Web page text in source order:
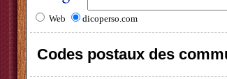
Web dicoperso.com
Codes postaux des